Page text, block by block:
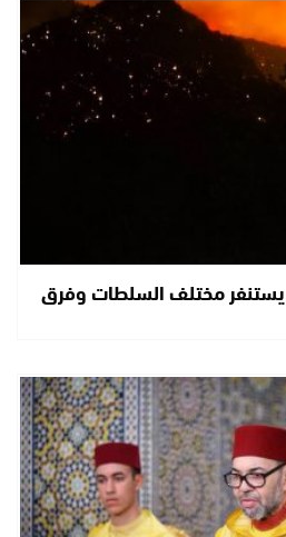
يستنفر مختلف السلطات وفرق